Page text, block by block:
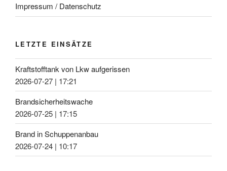
Impressum / Datenschutz
LETZTE EINSÄTZE
Kraftstofftank von Lkw aufgerissen
2026-07-27 | 17:21
Brandsicherheitswache
2026-07-25 | 17:15
Brand in Schuppenanbau
2026-07-24 | 10:17